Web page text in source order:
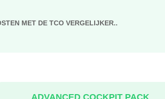
MET DE TCO VERGELIJKER..